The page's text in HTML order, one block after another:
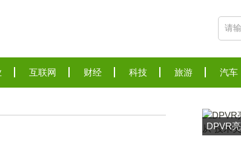
互联网 财经 科技 旅游 汽车